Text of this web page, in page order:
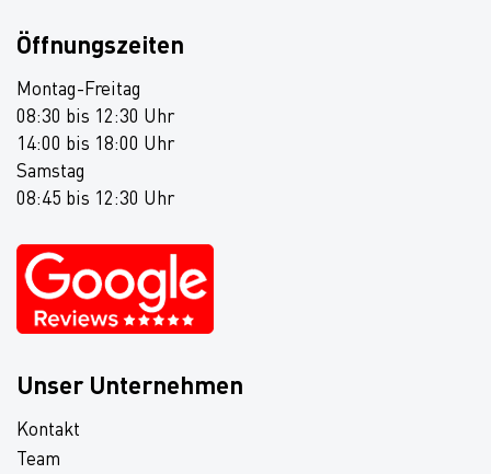
Öffnungszeiten
Montag-Freitag
08:30 bis 12:30 Uhr
14:00 bis 18:00 Uhr
Samstag
08:45 bis 12:30 Uhr
Unser Unternehmen
Kontakt
Team